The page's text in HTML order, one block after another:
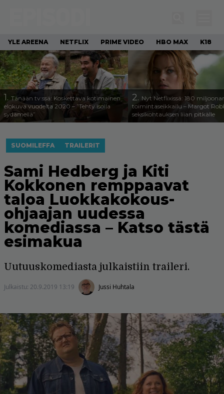
YLE AREENA NETFLIX PRIME VIDEO HBO MAX K18
1. Tänään tv:ssä: Koskettava kotimainen
elokuva vuodelta 2020 – ”Tehty isolla
sydämellä”
2. Nyt Netflixissä: 180
toimintaseikkailu – Margot
seksikohtauksen liian pitkälle
SUOMILEFFA TRAILERIT
Sami Hedberg ja Kiti
Kokkonen remppaavat
taloa Luokkakokous-
ohjaajan uudessa
komediassa – Katso tästä
esimakua
Uutuuskomediasta julkaistiin traileri.
Julkaistu: 20.9.2019 13:19 Jussi Huhtala